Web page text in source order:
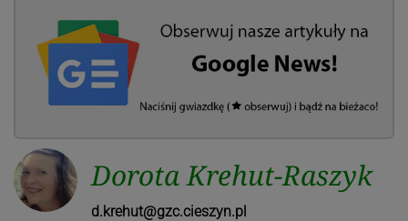
Dorota Krehut-Raszyk
d.krehut@gzc.cieszyn.pl